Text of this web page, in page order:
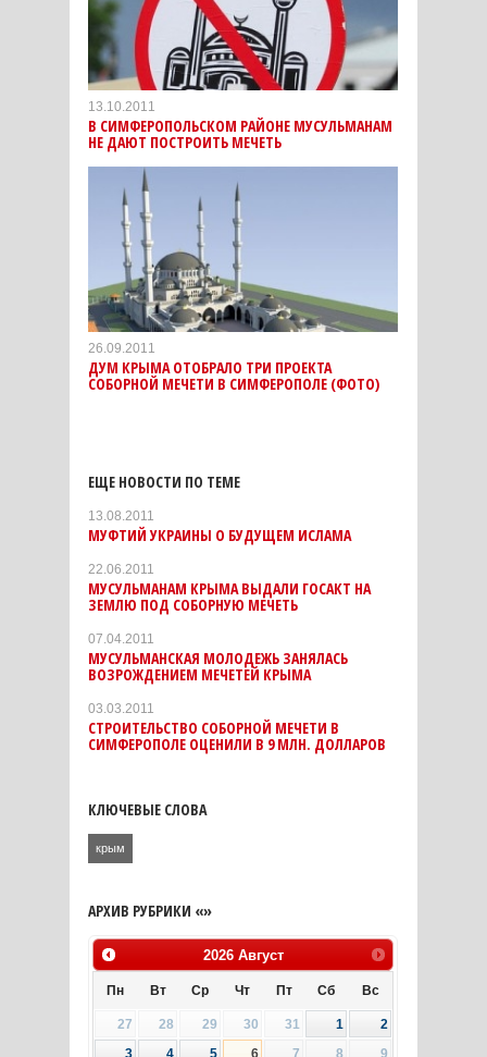
13.10.2011
В СИМФЕРОПОЛЬСКОМ РАЙОНЕ МУСУЛЬМАНАМ
НЕ ДАЮТ ПОСТРОИТЬ МЕЧЕТЬ
26.09.2011
ДУМ КРЫМА ОТОБРАЛО ТРИ ПРОЕКТА
СОБОРНОЙ МЕЧЕТИ В СИМФЕРОПОЛЕ (ФОТО)
ЕЩЕ НОВОСТИ ПО ТЕМЕ
13.08.2011
МУФТИЙ УКРАИНЫ О БУДУЩЕМ ИСЛАМА
22.06.2011
МУСУЛЬМАНАМ КРЫМА ВЫДАЛИ ГОСАКТ НА
ЗЕМЛЮ ПОД СОБОРНУЮ МЕЧЕТЬ
07.04.2011
МУСУЛЬМАНСКАЯ МОЛОДЕЖЬ ЗАНЯЛАСЬ
ВОЗРОЖДЕНИЕМ МЕЧЕТЕЙ КРЫМА
03.03.2011
СТРОИТЕЛЬСТВО СОБОРНОЙ МЕЧЕТИ В
СИМФЕРОПОЛЕ ОЦЕНИЛИ В 9 МЛН. ДОЛЛАРОВ
КЛЮЧЕВЫЕ СЛОВА
крым
АРХИВ РУБРИКИ «»
2026 Август
Пн Вт Ср Чт Пт Сб Вс
27 28 29 30 31 1
2
3
4 5 6 7 8
9